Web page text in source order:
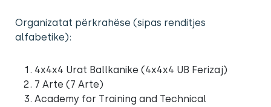
Organizatat përkrahëse (sipas renditjes
alfabetike):
4x4x4 Urat Ballkanike (4x4x4 UB Ferizaj)
7 Arte (7 Arte)
Academy for Training and Technical